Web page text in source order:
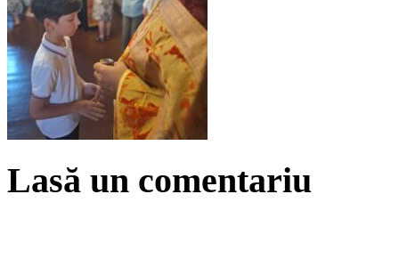
Lasă un comentariu